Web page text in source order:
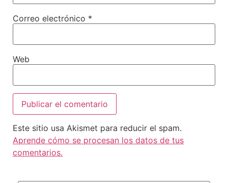
Correo electrónico *
Web
Este sitio usa Akismet para reducir el spam.
Aprende cómo se procesan los datos de tus
comentarios.